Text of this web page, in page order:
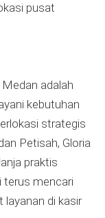
pusat
adalah
kebutuhan
strategis
Petisah, Gloria
praktis
terus mencari
layanan di kasir